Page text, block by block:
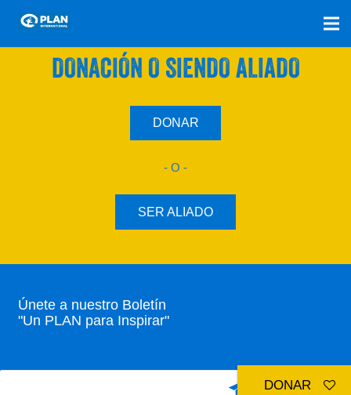
SÚMATE A NUESTRO PLAN CON UNA
DONACIÓN O SIENDO ALIADO
DONAR
- O -
SER ALIADO
Únete a nuestro Boletín
"Un PLAN para Inspirar"
DONAR